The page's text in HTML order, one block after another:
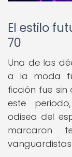
El estilo
70
Una de las
a la moda
ficción fue sin
este
odisea del
marcaron